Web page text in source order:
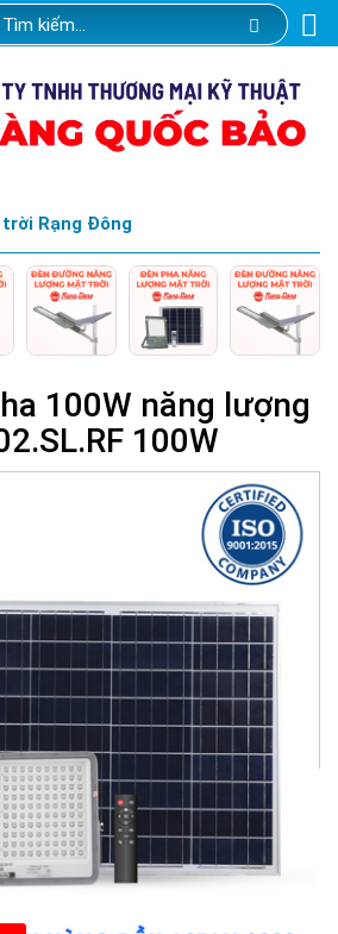
Rạng Đông
100W năng lượng
100W